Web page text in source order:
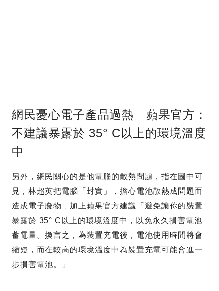
網民憂心電子產品過熱 蘋果官方：
不建議暴露於 35° C以上的環境溫度
中
另外，網民關心的是他電腦的散熱問題，指在圖中可
見，林超英把電腦「封實」，擔心電池散熱成問題而
造成電子廢物，加上蘋果官方建議「避免讓你的裝置
暴露於 35° C以上的環境溫度中，以免永久損害電池
蓄電量。換言之，為裝置充電後，電池使用時間將會
縮短，而在較高的環境溫度中為裝置充電可能會進一
步損害電池。」